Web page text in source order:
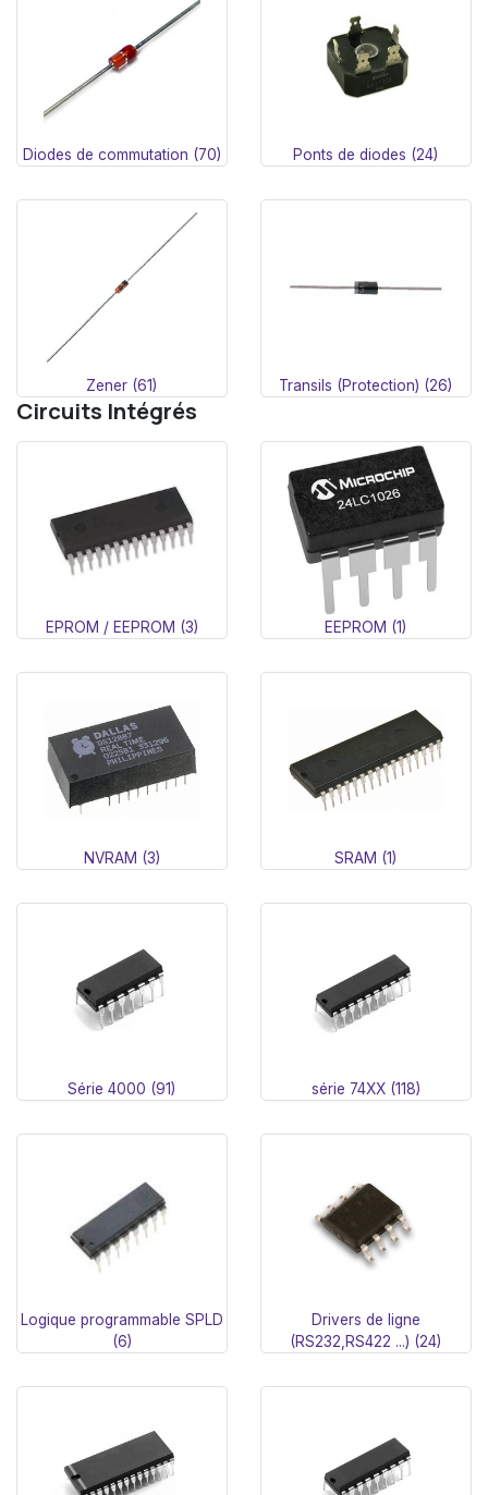
Diodes de commutation (70) Ponts de diodes (24)
Zener (61) Transils (Protection) (26)
Circuits Intégrés
EPROM / EEPROM (3) EEPROM (1)
NVRAM (3) SRAM (1)
Série 4000 (91) série 74XX (118)
Logique programmable SPLD
(6)
Drivers de ligne
(RS232,RS422 ...) (24)